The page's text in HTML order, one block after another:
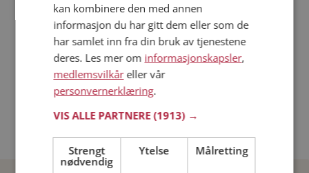
Dating på mobilen
Dating på Møteplassen
Nettdatingtips
Match Making på Møteplassen
Single synes
Date kvinner i Norge
Date menn i Norge
kan kombinere den med annen
informasjon du har gitt dem eller som de
har samlet inn fra din bruk av tjenestene
deres. Les mer om informasjonskapsler,
medlemsvilkåreller vår
personvernerklæring.
VIS ALLE PARTNERE(1913) →
Strengt
nødvendig
Ytelse Målretting